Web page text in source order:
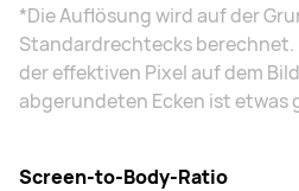
*Die Auflösung wird auf der
Standardrechtecks
der effektiven Pixel auf dem
abgerundeten Ecken ist etwas
Screen-to-Body-Ratio